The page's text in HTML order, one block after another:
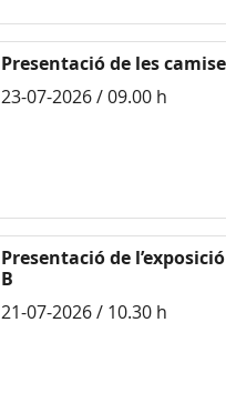
Presentació de les
23-07-2026 / 09.00 h
Presentació de
B
21-07-2026 / 10.30 h